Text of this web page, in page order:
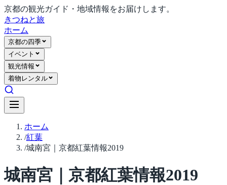
京都の観光ガイド・地域情報をお届けします。
きつねと旅
ホーム
京都の四季
イベント
観光情報
着物レンタル
ホーム
/紅葉
/城南宮｜京都紅葉情報2019
城南宮｜京都紅葉情報2019